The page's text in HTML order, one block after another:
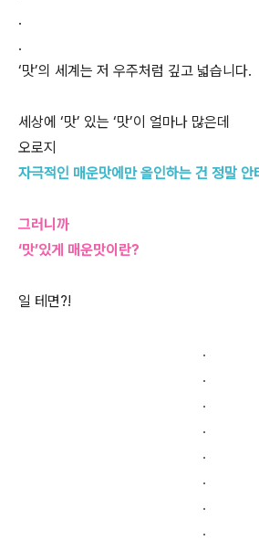
.
.
‘맛’의 세계는 저 우주처럼 깊고 넓습니다.
세상에 ‘맛’ 있는 ‘맛’이 얼마나 많은데
오로지
자극적인 매운맛에만 올인하는 건 정말 안
그러니까
‘맛’있게 매운맛이란?
일 테면?!
.
.
.
.
.
.
.
.